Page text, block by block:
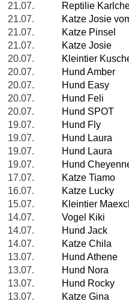
21.07.
Reptilie
21.07.
Katze Josie
21.07.
Katze Pinsel
21.07.
Katze Josie
20.07.
Kleintier
20.07.
Hund Amber
20.07.
Hund Easy
20.07.
Hund Feli
20.07.
Hund SPOT
19.07.
Hund Fly
19.07.
Hund Laura
19.07.
Hund Laura
19.07.
Hund
17.07.
Katze Tiamo
16.07.
Katze Lucky
15.07.
Kleintier
14.07.
Vogel Kiki
14.07.
Hund Jack
14.07.
Katze Chila
13.07.
Hund Athene
13.07.
Hund Nora
13.07.
Hund Rocky
13.07.
Katze Gina